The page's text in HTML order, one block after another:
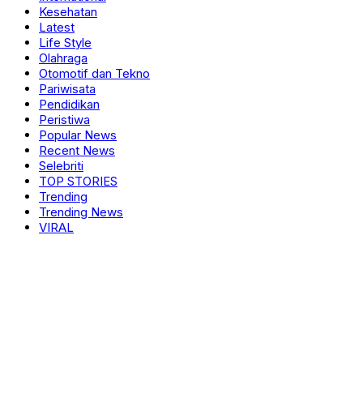
Kesehatan
Latest
Life Style
Olahraga
Otomotif dan Tekno
Pariwisata
Pendidikan
Peristiwa
Popular News
Recent News
Selebriti
TOP STORIES
Trending
Trending News
VIRAL